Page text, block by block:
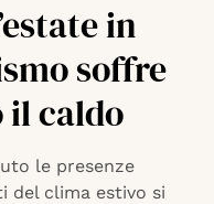
in
soffre
il caldo
le presenze
del clima estivo si